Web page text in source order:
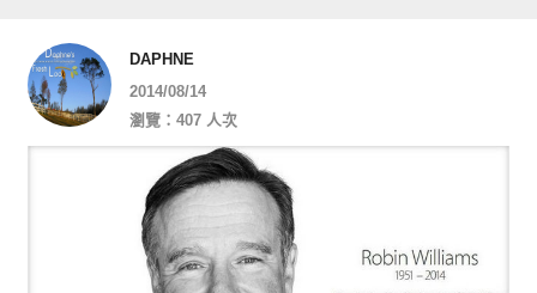
DAPHNE
2014/08/14
瀏覽：407 人次